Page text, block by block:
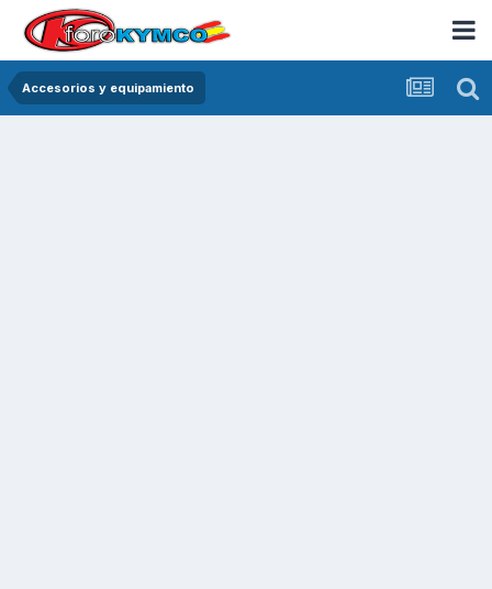
Accesorios y equipamiento